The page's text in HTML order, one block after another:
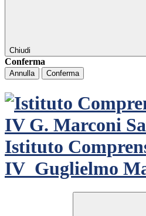
Chiudi
Conferma
Annulla Conferma
Istituto
IV Guglielmo